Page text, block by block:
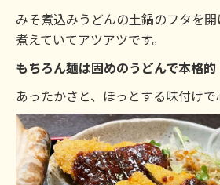
みそ煮込みうどんの土鍋のフタを
煮えていてアツアツです。
もちろん麺は固めのうどんで本格的
あったかさと、ほっとする味付けで